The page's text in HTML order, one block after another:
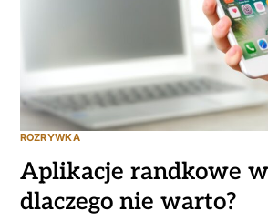
ROZRYWKA
Aplikacje randkowe
dlaczego nie warto?